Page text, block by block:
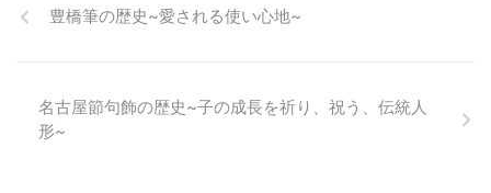
豊橋筆の歴史~愛される使い心地~
名古屋節句飾の歴史~子の成長を祈り、祝う、伝統人
形~